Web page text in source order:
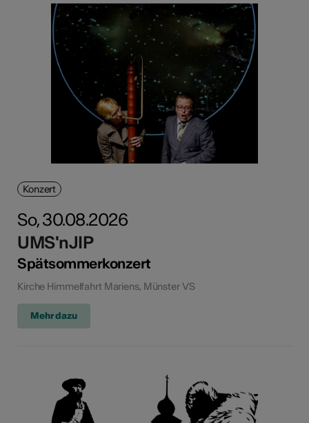
Konzert
So, 30.08.2026
UMS'nJIP
Spätsommerkonzert
Kirche Himmelfahrt Mariens, Münster VS
Mehr dazu